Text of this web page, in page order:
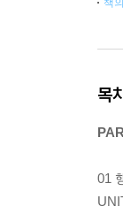
책
목
01